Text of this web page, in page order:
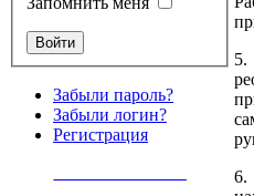
Забыли пароль?
Забыли логин?
Регистрация
5.
6.